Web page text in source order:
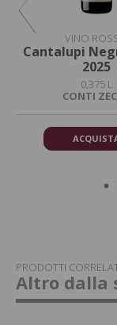
VINO
Cantalupi
2025
0,375 L
CONTI
PRODOTTI
Altro dalla